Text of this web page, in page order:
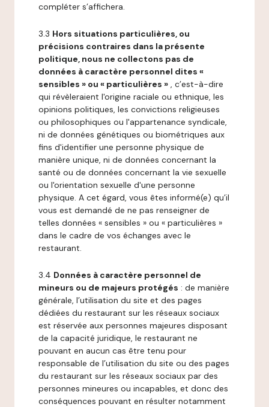
compléter s’affichera.
3.3 Hors situations particulières, ou
précisions contraires dans la présente
politique, nous ne collectons pas de
données à caractère personnel dites «
sensibles » ou « particulières » , c’est-à-dire
qui révèleraient l'origine raciale ou ethnique, les
opinions politiques, les convictions religieuses
ou philosophiques ou l'appartenance syndicale,
ni de données génétiques ou biométriques aux
fins d'identifier une personne physique de
manière unique, ni de données concernant la
santé ou de données concernant la vie sexuelle
ou l'orientation sexuelle d'une personne
physique. A cet égard, vous êtes informé(e) qu’il
vous est demandé de ne pas renseigner de
telles données « sensibles » ou « particulières »
dans le cadre de vos échanges avec le
restaurant.
3.4 Données à caractère personnel de
mineurs ou de majeurs protégés : de manière
générale, l’utilisation du site et des pages
dédiées du restaurant sur les réseaux sociaux
est réservée aux personnes majeures disposant
de la capacité juridique, le restaurant ne
pouvant en aucun cas être tenu pour
responsable de l’utilisation du site ou des pages
du restaurant sur les réseaux sociaux par des
personnes mineures ou incapables, et donc des
conséquences pouvant en résulter notamment